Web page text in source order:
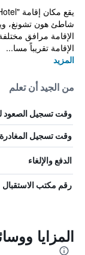
شاطئ هون تشونغ،
الإقامة مرافق
الإقامة تقريباً مسا...
المزيد
من الجيد أن تعلم
وقت تسجيل الصعود
وقت تسجيل المغادرة
الدفع والإلغاء
رقم مكتب الاستقبال
المزايا